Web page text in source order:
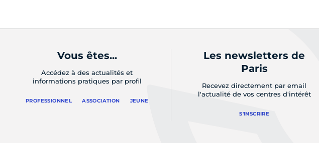
Vous êtes...
Accédez à des actualités et
informations pratiques par profil
PROFESSIONNEL ASSOCIATION JEUNE
Les newsletters de
Paris
Recevez directement par email
l'actualité de vos centres d'intérêt
S'INSCRIRE